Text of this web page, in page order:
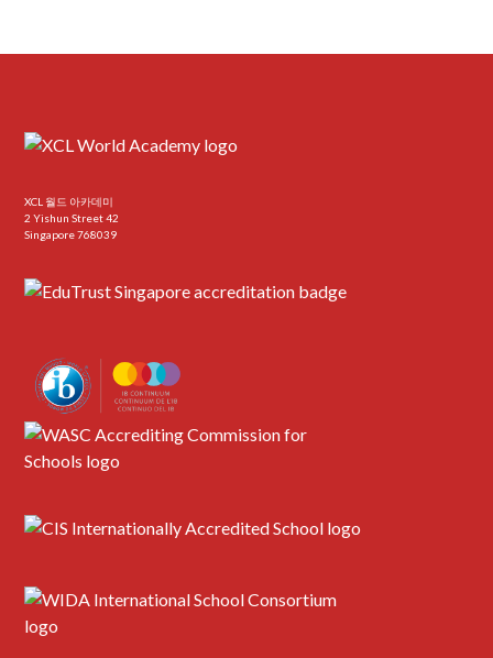
XCL 월드 아카데미
2 Yishun Street 42
Singapore 768039